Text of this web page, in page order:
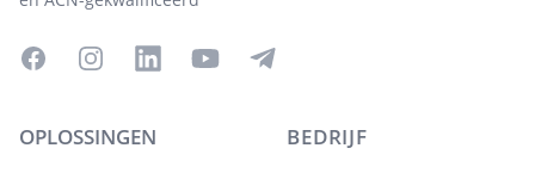
FacebookInstagramLinkedInYouTubeTelegram
OPLOSSINGEN
BEDRIJF